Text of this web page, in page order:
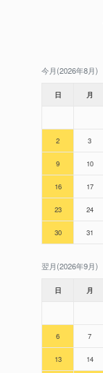
今月(2026年8月)
日 月
2 3
9 10
16 17
23 24
30 31
翌月(2026年9月)
日 月
6 7
13 14